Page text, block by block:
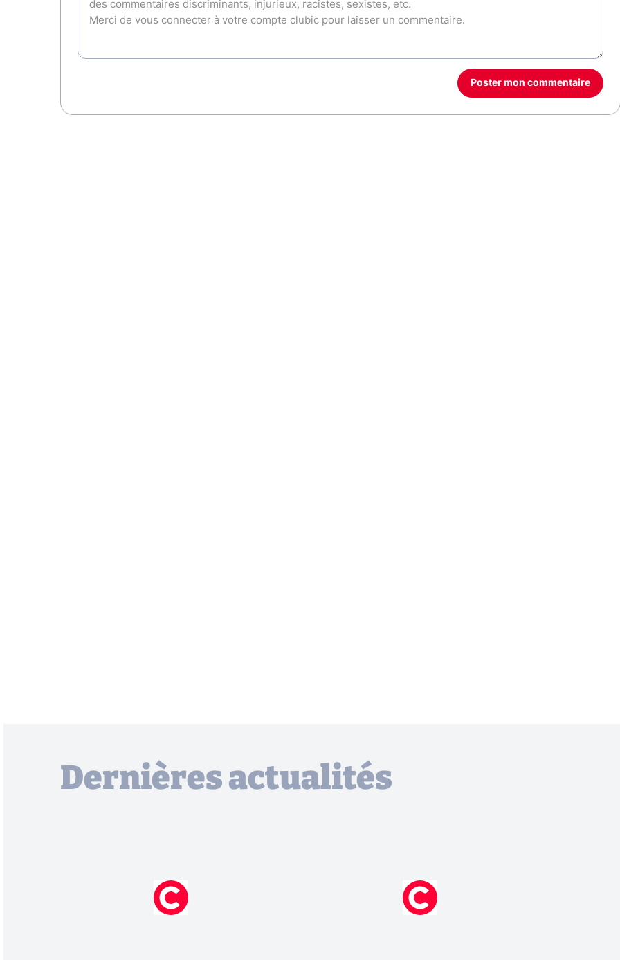
Poster mon commentaire
Dernières actualités